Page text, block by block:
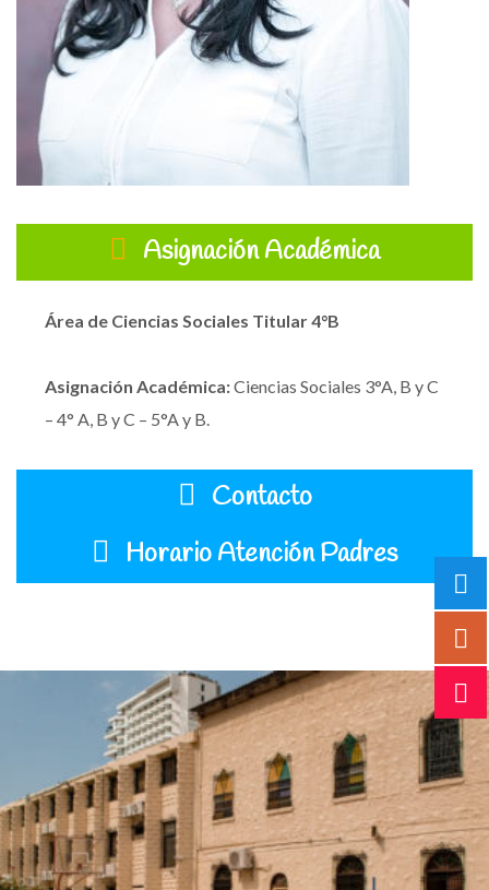
Asignación Académica
Área de Ciencias Sociales Titular 4°B
Asignación Académica:Ciencias Sociales 3°A, B y C
– 4° A, B y C – 5°A y B.
Contacto
Horario Atención Padres